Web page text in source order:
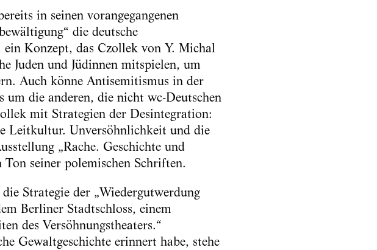
in seinen vorangegangenen
die deutsche
Konzept, das Czollek von Y. Michal
Juden und Jüdinnen mitspielen, um
Auch könne Antisemitismus in der
um die anderen, die nicht wc-Deutschen
mit Strategien der Desintegration:
Leitkultur. Unversöhnlichkeit und die
„Rache. Geschichte und
seiner polemischen Schriften.
Strategie der „Wiedergutwerdung
Berliner Stadtschloss, einem
des Versöhnungstheaters.“
Gewaltgeschichte erinnert habe, stehe